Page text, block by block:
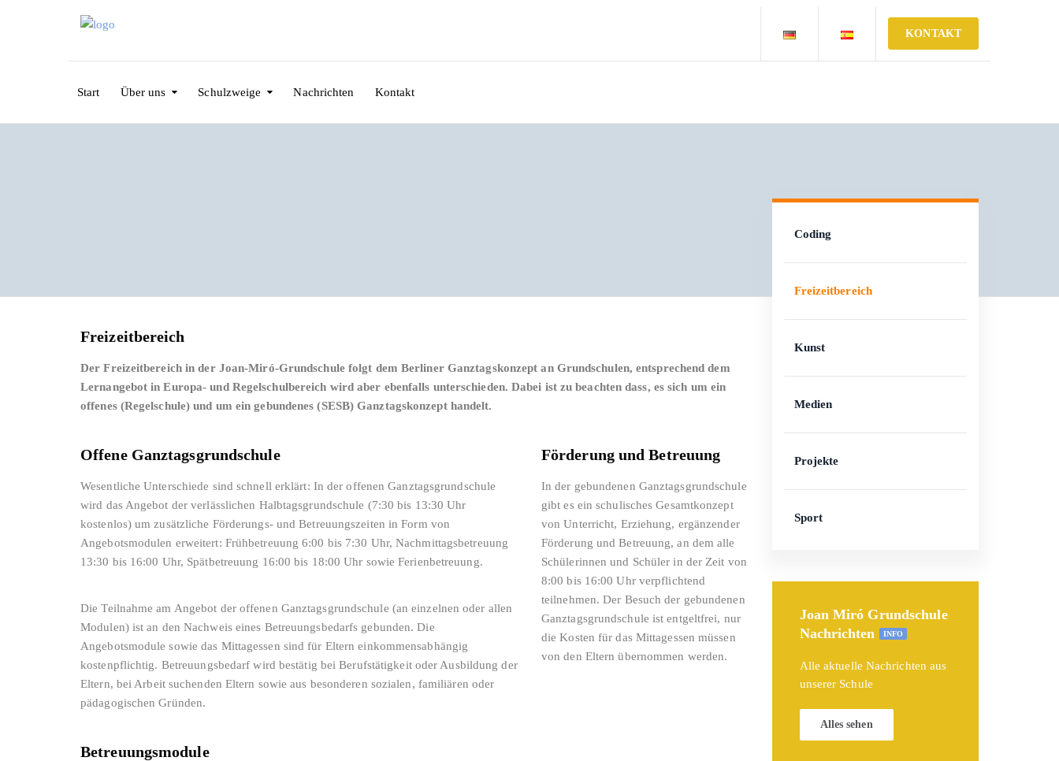
KONTAKT
Start Über uns Schulzweige Nachrichten Kontakt
Freizeitbereich
Der Freizeitbereich in der Joan-Miró-Grundschule folgt dem Berliner Ganztagskonzept an Grundschulen, entsprechend dem
Lernangebot in Europa- und Regelschulbereich wird aber ebenfalls unterschieden. Dabei ist zu beachten dass, es sich um ein
offenes (Regelschule) und um ein gebundenes (SESB) Ganztagskonzept handelt.
Offene Ganztagsgrundschule
Wesentliche Unterschiede sind schnell erklärt: In der offenen Ganztagsgrundschule
wird das Angebot der verlässlichen Halbtagsgrundschule (7:30 bis 13:30 Uhr
kostenlos) um zusätzliche Förderungs- und Betreuungszeiten in Form von
Angebotsmodulen erweitert: Frühbetreuung 6:00 bis 7:30 Uhr, Nachmittagsbetreuung
13:30 bis 16:00 Uhr, Spätbetreuung 16:00 bis 18:00 Uhr sowie Ferienbetreuung.
Die Teilnahme am Angebot der offenen Ganztagsgrundschule (an einzelnen oder allen
Modulen) ist an den Nachweis eines Betreuungsbedarfs gebunden. Die
Angebotsmodule sowie das Mittagessen sind für Eltern einkommensabhängig
kostenpflichtig. Betreuungsbedarf wird bestätig bei Berufstätigkeit oder Ausbildung der
Eltern, bei Arbeit suchenden Eltern sowie aus besonderen sozialen, familiären oder
pädagogischen Gründen.
Förderung und Betreuung
In der gebundenen Ganztagsgrundschule
gibt es ein schulisches Gesamtkonzept
von Unterricht, Erziehung, ergänzender
Förderung und Betreuung, an dem alle
Schülerinnen und Schüler in der Zeit von
8:00 bis 16:00 Uhr verpflichtend
teilnehmen. Der Besuch der gebundenen
Ganztagsgrundschule ist entgeltfrei, nur
die Kosten für das Mittagessen müssen
von den Eltern übernommen werden.
Betreuungsmodule
Coding
Freizeitbereich
Kunst
Medien
Projekte
Sport
Joan Miró Grundschule
Nachrichten
INFO
Alle aktuelle Nachrichten aus
unserer Schule
Alles sehen